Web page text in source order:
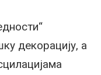
декорацију, а